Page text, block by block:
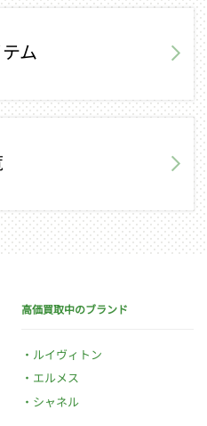
ム
高価買取中のブランド
ルイヴィトン
エルメス
シャネル